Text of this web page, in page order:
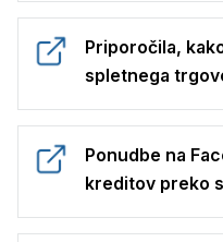
Priporočila,
spletnega
Ponudbe na
kreditov preko